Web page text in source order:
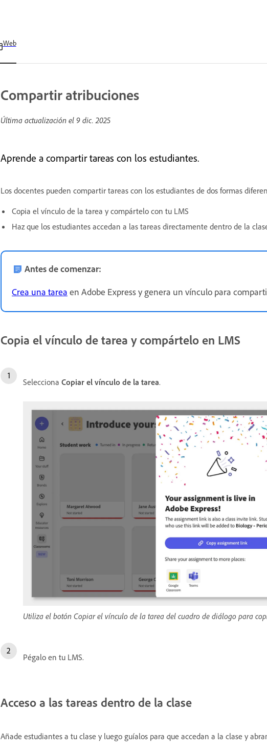
Web
Compartir atribuciones
Última actualización el 9 dic. 2025
Aprende a compartir tareas con los estudiantes.
Los docentes pueden compartir tareas con los estudiantes de dos formas
Copia el vínculo de la tarea y compártelo con tu LMS
Haz que los estudiantes accedan a las tareas directamente dentro de la
Antes de comenzar:
Crea una tarea en Adobe Express y genera un vínculo para
Copia el vínculo de tarea y compártelo en LMS
Selecciona Copiar el vínculo de la tarea.
Utiliza el botón Copiar el vínculo de la tarea del cuadro de diálogo para
Pégalo en tu LMS.
Acceso a las tareas dentro de la clase
Añade estudiantes a tu clase y luego guíalos para que accedan a la clase y